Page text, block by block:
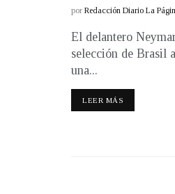
por Redacción Diario La
El delantero
selección de Brasil
una...
LEER MÁS